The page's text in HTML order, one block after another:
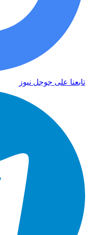
تابعنا على جوجل نيوز